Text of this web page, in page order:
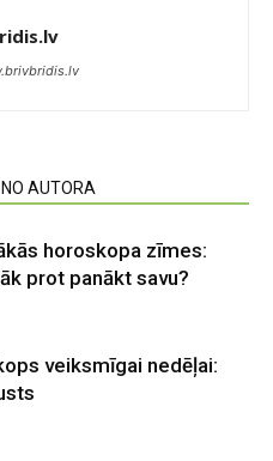
AUTORA
horoskopa zīmes:
prot panākt savu?
veiksmīgai nedēļai: